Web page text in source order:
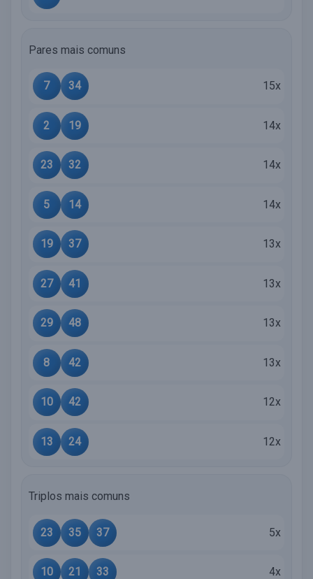
Pares mais comuns
7 34 15x
2 19 14x
23 32 14x
5 14 14x
19 37 13x
27 41 13x
29 48 13x
8 42 13x
10 42 12x
13 24 12x
Triplos mais comuns
23 35 37 5x
10 21 33 4x